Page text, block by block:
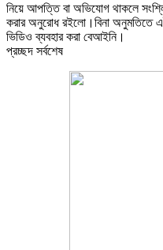
নিয়ে আপত্তি বা অভিযোগ থাকলে
করার অনুরোধ রইলো।বিনা অনুমতিতে
ভিডিও ব্যবহার করা বেআইনি।
প্রচ্ছদ সর্বশেষ